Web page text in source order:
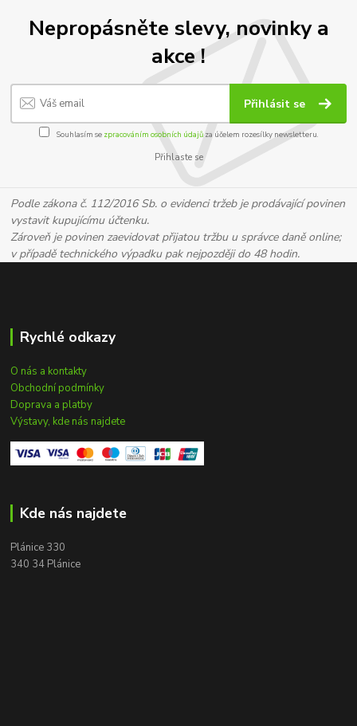
Nepropásněte slevy, novinky a
akce !
Přihlásit se
Souhlasím se zpracováním osobních údajůza účelem rozesílky newsletteru.
Přihlaste se
Podle zákona č. 112/2016 Sb. o evidenci tržeb je prodávající povinen
vystavit kupujícímu účtenku.
Zároveň je povinen zaevidovat přijatou tržbu u správce daně online;
v případě technického výpadku pak nejpozději do 48 hodin.
Rychlé odkazy
O nás a kontakty
Obchodní podmínky
Doprava a platby
Výstavy, kde nás najdete
Kde nás najdete
Plánice 330
340 34 Plánice